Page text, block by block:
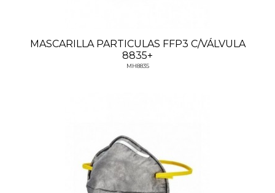
MASCARILLA PARTICULAS FFP3 C/VÁLVULA
8835+
MH8835